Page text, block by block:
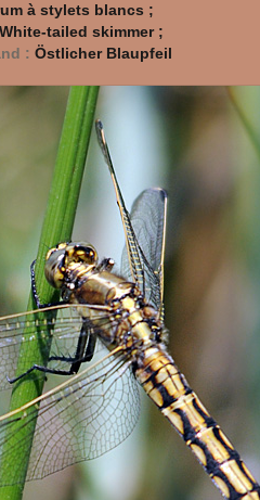
à stylets blancs ;
White-tailed skimmer ;
: Östlicher Blaupfeil